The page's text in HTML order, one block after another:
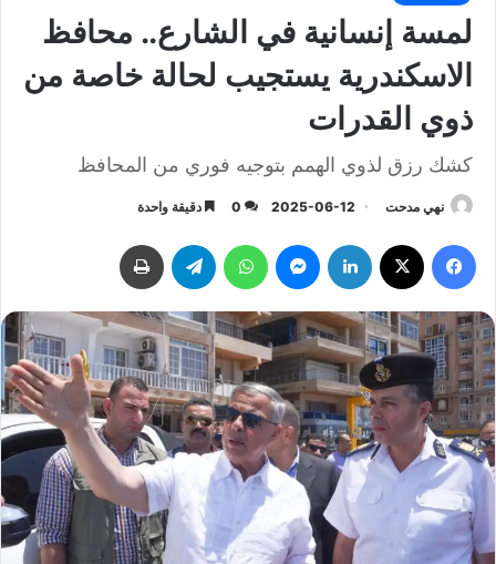
لمسة إنسانية في الشارع.. محافظ
الاسكندرية يستجيب لحالة خاصة من
ذوي القدرات
كشك رزق لذوي الهمم بتوجيه فوري من المحافظ
نهي مدحت 2025-06-12
0 دقيقة واحدة